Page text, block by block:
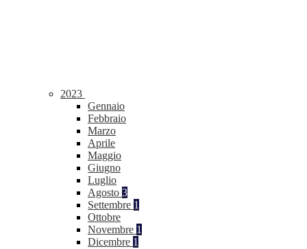
2023
Gennaio
Febbraio
Marzo
Aprile
Maggio
Giugno
Luglio
Agosto 3
Settembre 1
Ottobre
Novembre 1
Dicembre 1